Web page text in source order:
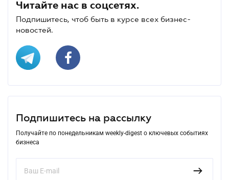
Читайте нас в соцсетях.
Подпишитесь, чтоб быть в курсе всех бизнес-
новостей.
Подпишитесь на рассылку
Получайте по понедельникам weekly-digest о ключевых событиях
бизнеса